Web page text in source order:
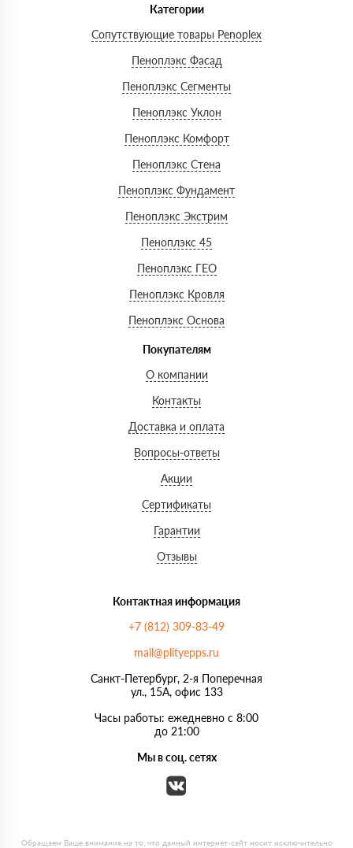
Категории
Сопутствующие товары Penoplex
Пеноплэкс Фасад
Пеноплэкс Сегменты
Пеноплэкс Уклон
Пеноплэкс Комфорт
Пеноплэкс Стена
Пеноплэкс Фундамент
Пеноплэкс Экстрим
Пеноплэкс 45
Пеноплэкс ГЕО
Пеноплэкс Кровля
Пеноплэкс Основа
Покупателям
О компании
Контакты
Доставка и оплата
Вопросы-ответы
Акции
Сертификаты
Гарантии
Отзывы
Контактная информация
+7 (812) 309-83-49
mail@plityepps.ru
Санкт-Петербург, 2-я Поперечная
ул., 15А, офис 133
Часы работы: ежедневно с 8:00
до 21:00
Мы в соц. сетях